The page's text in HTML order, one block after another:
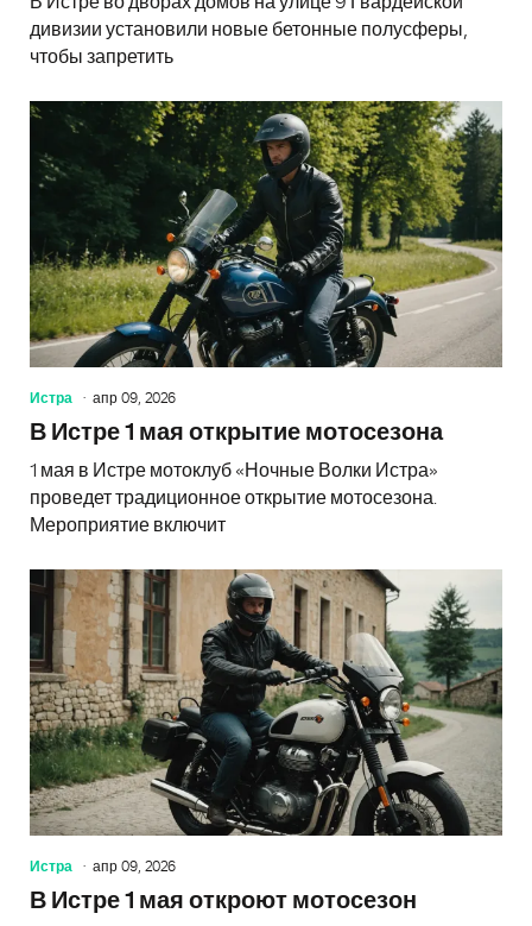
дивизии установили новые бетонные полусферы,
чтобы запретить
Истра апр 09, 2026
В Истре 1 мая открытие мотосезона
1 мая в Истре мотоклуб «Ночные Волки Истра»
проведет традиционное открытие мотосезона.
Мероприятие включит
Истра апр 09, 2026
В Истре 1 мая откроют мотосезон